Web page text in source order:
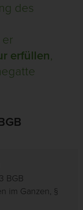
des
erfüllen,
BGB
im Ganzen, §